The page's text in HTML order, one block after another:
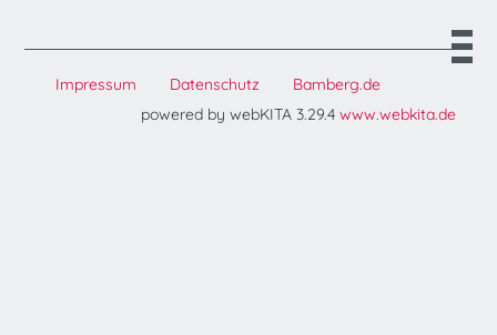
Impressum Datenschutz
Bamberg.de
powered by webKITA 3.29.4 www.webkita.de